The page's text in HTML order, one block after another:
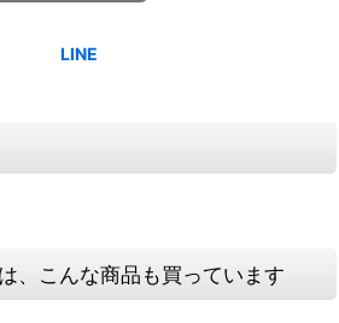
、こんな商品も買っています